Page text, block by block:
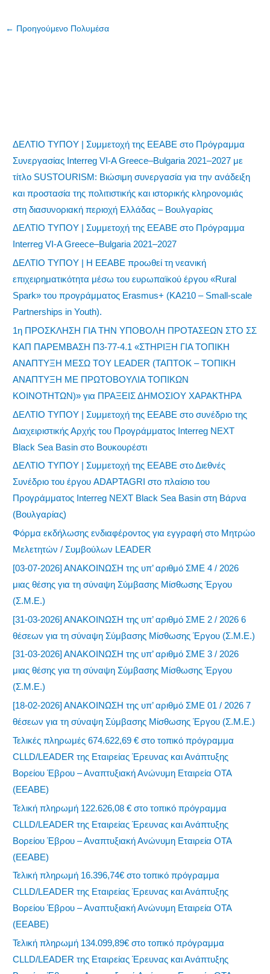
← Προηγούμενο Πολυμέσα
ΔΕΛΤΙΟ ΤΥΠΟΥ | Συμμετοχή της ΕΕΑΒΕ στο Πρόγραμμα
Συνεργασίας Interreg VI-A Greece–Bulgaria 2021–2027 με
τίτλο SUSTOURISM: Βιώσιμη συνεργασία για την ανάδειξη
και προστασία της πολιτιστικής και ιστορικής κληρονομιάς
στη διασυνοριακή περιοχή Ελλάδας – Βουλγαρίας
ΔΕΛΤΙΟ ΤΥΠΟΥ | Συμμετοχή της ΕΕΑΒΕ στο Πρόγραμμα
Interreg VI-A Greece–Bulgaria 2021–2027
ΔΕΛΤΙΟ ΤΥΠΟΥ | Η ΕΕΑΒΕ προωθεί τη νεανική
επιχειρηματικότητα μέσω του ευρωπαϊκού έργου «Rural
Spark» του προγράμματος Erasmus+ (KA210 – Small-scale
Partnerships in Youth).
1η ΠΡΟΣΚΛΗΣΗ ΓΙΑ ΤΗΝ ΥΠΟΒΟΛΗ ΠΡΟΤΑΣΕΩΝ ΣΤΟ ΣΣ
ΚΑΠ ΠΑΡΕΜΒΑΣΗ Π3-77-4.1 «ΣΤΗΡΙΞΗ ΓΙΑ ΤΟΠΙΚΗ
ΑΝΑΠΤΥΞΗ ΜΕΣΩ ΤΟΥ LEADER (ΤΑΠΤΟΚ – ΤΟΠΙΚΗ
ΑΝΑΠΤΥΞΗ ΜΕ ΠΡΩΤΟΒΟΥΛΙΑ ΤΟΠΙΚΩΝ
ΚΟΙΝΟΤΗΤΩΝ)» για ΠΡΑΞΕΙΣ ΔΗΜΟΣΙΟΥ ΧΑΡΑΚΤΗΡΑ
ΔΕΛΤΙΟ ΤΥΠΟΥ | Συμμετοχή της ΕΕΑΒΕ στο συνέδριο της
Διαχειριστικής Αρχής του Προγράμματος Interreg NEXT
Black Sea Basin στο Βουκουρέστι
ΔΕΛΤΙΟ ΤΥΠΟΥ | Συμμετοχή της ΕΕΑΒΕ στο Διεθνές
Συνέδριο του έργου ADAPTAGRI στο πλαίσιο του
Προγράμματος Interreg NEXT Black Sea Basin στη Βάρνα
(Βουλγαρίας)
Φόρμα εκδήλωσης ενδιαφέροντος για εγγραφή στο Μητρώο
Μελετητών / Συμβούλων LEADER
[03-07-2026] ΑΝΑΚΟΙΝΩΣΗ της υπ’ αριθμό ΣΜΕ 4 / 2026
μιας θέσης για τη σύναψη Σύμβασης Μίσθωσης Έργου
(Σ.Μ.Ε.)
[31-03-2026] ΑΝΑΚΟΙΝΩΣΗ της υπ’ αριθμό ΣΜΕ 2 / 2026 6
θέσεων για τη σύναψη Σύμβασης Μίσθωσης Έργου (Σ.Μ.Ε.)
[31-03-2026] ΑΝΑΚΟΙΝΩΣΗ της υπ’ αριθμό ΣΜΕ 3 / 2026
μιας θέσης για τη σύναψη Σύμβασης Μίσθωσης Έργου
(Σ.Μ.Ε.)
[18-02-2026] ΑΝΑΚΟΙΝΩΣΗ της υπ’ αριθμό ΣΜΕ 01 / 2026 7
θέσεων για τη σύναψη Σύμβασης Μίσθωσης Έργου (Σ.Μ.Ε.)
Τελικές πληρωμές 674.622,69 € στο τοπικό πρόγραμμα
CLLD/LEADER της Εταιρείας Έρευνας και Ανάπτυξης
Βορείου Έβρου – Αναπτυξιακή Ανώνυμη Εταιρεία ΟΤΑ
(ΕΕΑΒΕ)
Τελική πληρωμή 122.626,08 € στο τοπικό πρόγραμμα
CLLD/LEADER της Εταιρείας Έρευνας και Ανάπτυξης
Βορείου Έβρου – Αναπτυξιακή Ανώνυμη Εταιρεία ΟΤΑ
(ΕΕΑΒΕ)
Τελική πληρωμή 16.396,74€ στο τοπικό πρόγραμμα
CLLD/LEADER της Εταιρείας Έρευνας και Ανάπτυξης
Βορείου Έβρου – Αναπτυξιακή Ανώνυμη Εταιρεία ΟΤΑ
(ΕΕΑΒΕ)
Τελική πληρωμή 134.099,89€ στο τοπικό πρόγραμμα
CLLD/LEADER της Εταιρείας Έρευνας και Ανάπτυξης